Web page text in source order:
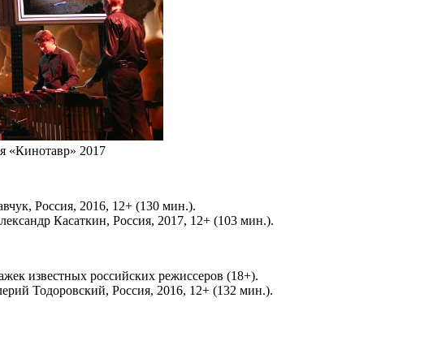
«Кинотавр» 2017
Россия, 2016, 12+ (130 мин.).
Касаткин, Россия, 2017, 12+ (103 мин.).
известных российских режиссеров (18+).
Тодоровский, Россия, 2016, 12+ (132 мин.).